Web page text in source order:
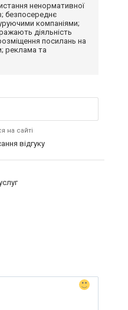
ненормативної
безпосереднє
компаніями;
діяльність
посилань на
реклама та
на сайті
відгуку